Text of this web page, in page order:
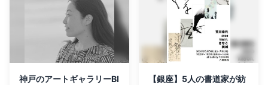
神戸のアートギャラリーBI
【銀座】5人の書道家が紡